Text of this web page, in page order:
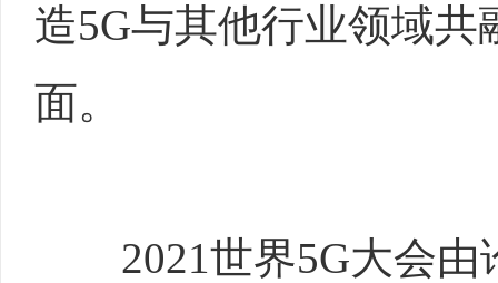
造5G与其他行业领域
面。
2021世界5G大会由